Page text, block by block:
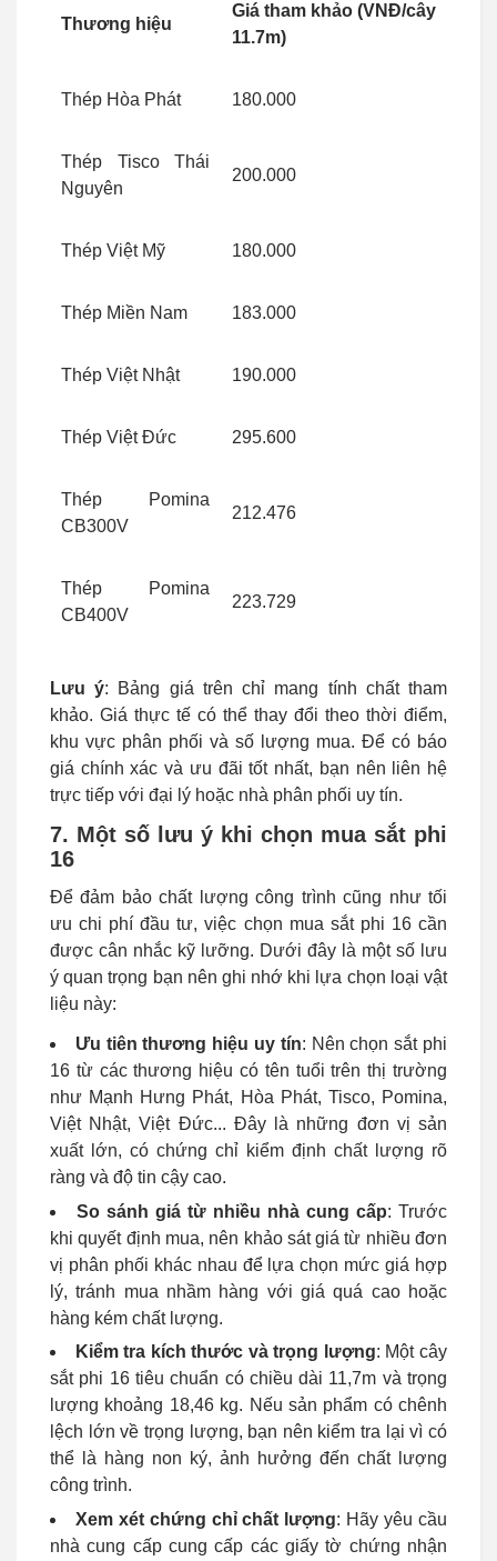
Thương hiệu
Giá tham khảo (VNĐ/cây
11.7m)
Thép Hòa Phát 180.000
Thép Tisco Thái
Nguyên
200.000
Thép Việt Mỹ 180.000
Thép Miền Nam 183.000
Thép Việt Nhật 190.000
Thép Việt Đức 295.600
Thép Pomina
CB300V
212.476
Thép Pomina
CB400V
223.729
Lưu ý: Bảng giá trên chỉ mang tính chất tham
khảo. Giá thực tế có thể thay đổi theo thời điểm,
khu vực phân phối và số lượng mua. Để có báo
giá chính xác và ưu đãi tốt nhất, bạn nên liên hệ
trực tiếp với đại lý hoặc nhà phân phối uy tín.
7. Một số lưu ý khi chọn mua sắt phi
16
Để đảm bảo chất lượng công trình cũng như tối
ưu chi phí đầu tư, việc chọn mua sắt phi 16 cần
được cân nhắc kỹ lưỡng. Dưới đây là một số lưu
ý quan trọng bạn nên ghi nhớ khi lựa chọn loại vật
liệu này:
Ưu tiên thương hiệu uy tín: Nên chọn sắt phi
16 từ các thương hiệu có tên tuổi trên thị trường
như Mạnh Hưng Phát, Hòa Phát, Tisco, Pomina,
Việt Nhật, Việt Đức... Đây là những đơn vị sản
xuất lớn, có chứng chỉ kiểm định chất lượng rõ
ràng và độ tin cậy cao.
So sánh giá từ nhiều nhà cung cấp: Trước
khi quyết định mua, nên khảo sát giá từ nhiều đơn
vị phân phối khác nhau để lựa chọn mức giá hợp
lý, tránh mua nhầm hàng với giá quá cao hoặc
hàng kém chất lượng.
Kiểm tra kích thước và trọng lượng: Một cây
sắt phi 16 tiêu chuẩn có chiều dài 11,7m và trọng
lượng khoảng 18,46 kg. Nếu sản phẩm có chênh
lệch lớn về trọng lượng, bạn nên kiểm tra lại vì có
thể là hàng non ký, ảnh hưởng đến chất lượng
công trình.
Xem xét chứng chỉ chất lượng: Hãy yêu cầu
nhà cung cấp cung cấp các giấy tờ chứng nhận